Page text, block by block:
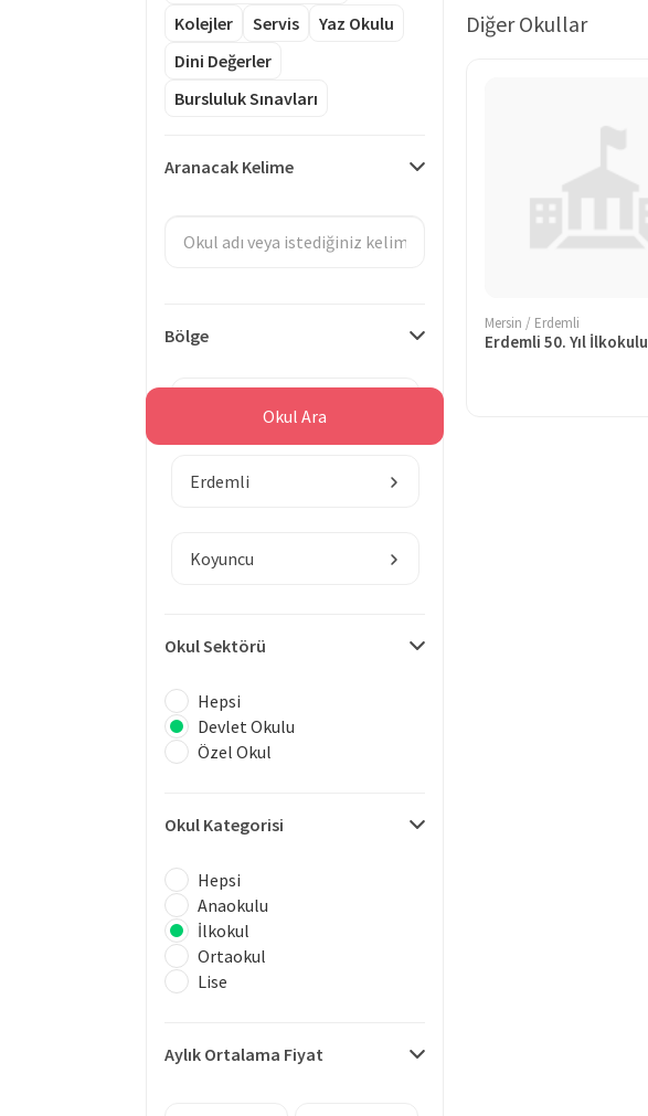
Kolejler
Servis
Yaz Okulu
Dini Değerler
Bursluluk Sınavları
Aranacak Kelime
Bölge
Erdemli
Koyuncu
Okul Sektörü
Hepsi
Devlet Okulu
Özel Okul
Okul Kategorisi
Hepsi
Anaokulu
İlkokul
Ortaokul
Lise
Aylık Ortalama Fiyat
Okul Ara
Diğer Okullar
Mersin / Erdemli
Erdemli 50. Yıl İlkokulu